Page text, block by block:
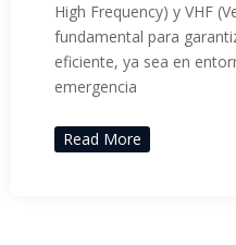
High Frequency) y VHF
fundamental para
eficiente, ya sea en
emergencia
Read More